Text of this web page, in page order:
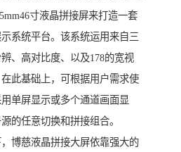
寸液晶拼接屏来打造一套
系统平台。该系统运用来自三
、高对比度、以及178的宽视
此基础上，可根据用户需求使
单屏显示或多个通道画面显
的任意切换和拼接组合。
博慈液晶拼接大屏依靠强大的